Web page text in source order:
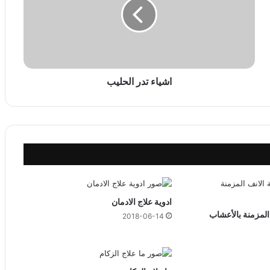
ا
ل
اشياء تدر الحليب
بالأعشاب
ادوية علاج الادمان
2018-06-14